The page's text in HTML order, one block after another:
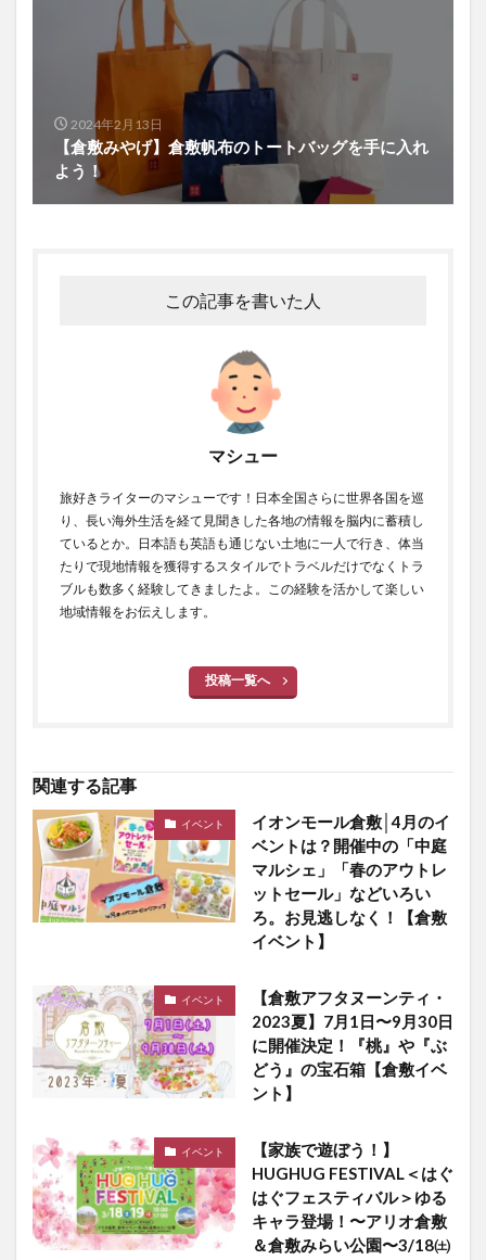
2024年2月13日
【倉敷みやげ】倉敷帆布のトートバッグを手に入れ
よう！
この記事を書いた人
マシュー
旅好きライターのマシューです！日本全国さらに世界各国を巡
り、長い海外生活を経て見聞きした各地の情報を脳内に蓄積し
ているとか。日本語も英語も通じない土地に一人で行き、体当
たりで現地情報を獲得するスタイルでトラベルだけでなくトラ
ブルも数多く経験してきましたよ。この経験を活かして楽しい
地域情報をお伝えします。
投稿一覧へ
関連する記事
イベント
イオンモール倉敷│4月のイ
ベントは？開催中の「中庭
マルシェ」「春のアウトレ
ットセール」などいろい
ろ。お見逃しなく！【倉敷
イベント】
イベント
【倉敷アフタヌーンティ・
2023夏】7月1日〜9月30日
に開催決定！『桃』や『ぶ
どう』の宝石箱【倉敷イベ
ント】
イベント
【家族で遊ぼう！】
HUGHUG FESTIVAL＜はぐ
はぐフェスティバル＞ゆる
キャラ登場！〜アリオ倉敷
＆倉敷みらい公園〜3/18㈯